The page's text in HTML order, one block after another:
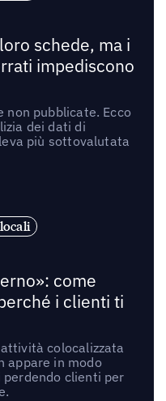
schede, ma i
impediscono
non pubblicate. Ecco
dei dati di
più sottovalutata
come
i clienti ti
colocalizzata
appare in modo
clienti per